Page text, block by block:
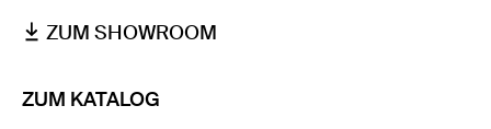
ZUM SHOWROOM
ZUM KATALOG